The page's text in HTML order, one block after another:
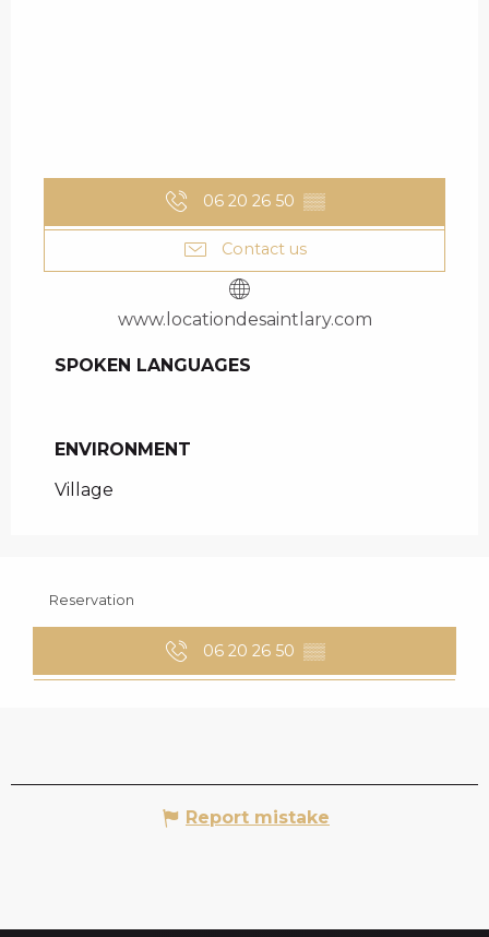
06 20 26 50 ▒▒
Contact us
www.locationdesaintlary.com
SPOKEN LANGUAGES
SPOKEN LANGUAGES
ENVIRONMENT
ENVIRONMENT
Village
Reservation
06 20 26 50 ▒▒
Report mistake